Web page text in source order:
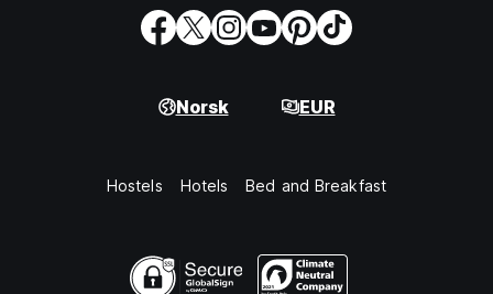
Norsk EUR
Hostels Hotels Bed and Breakfast